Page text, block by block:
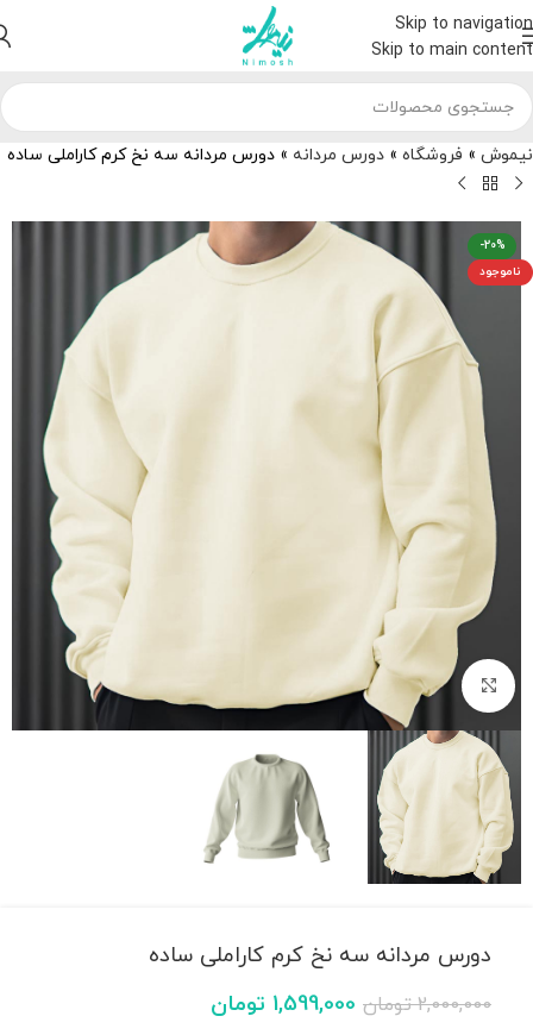
Skip to navigation
Skip to main content
نیموش » فروشگاه » دورس مردانه » دورس مردانه سه نخ کرم کاراملی ساده
-20%
ناموجود
بزرگنمایی تصویر
دورس مردانه سه نخ کرم کاراملی ساده
2,000,000 تومان 1,599,000 تومان